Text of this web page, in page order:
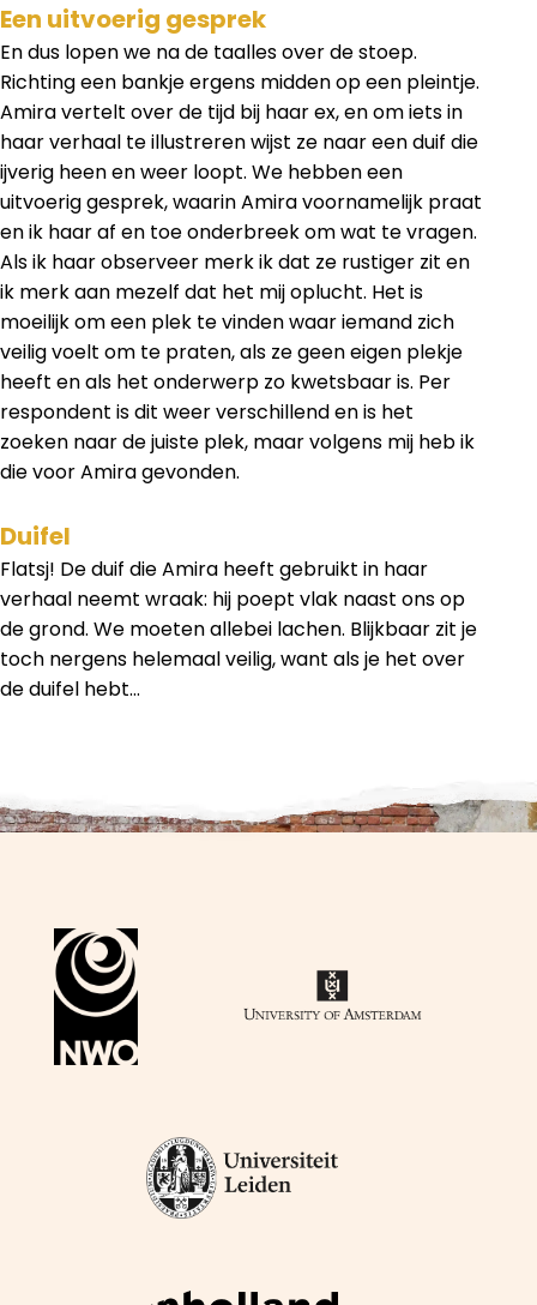
Een uitvoerig gesprek
En dus lopen we na de taalles over de stoep.
Richting een bankje ergens midden op een pleintje.
Amira vertelt over de tijd bij haar ex, en om iets in
haar verhaal te illustreren wijst ze naar een duif die
ijverig heen en weer loopt. We hebben een
uitvoerig gesprek, waarin Amira voornamelijk praat
en ik haar af en toe onderbreek om wat te vragen.
Als ik haar observeer merk ik dat ze rustiger zit en
ik merk aan mezelf dat het mij oplucht. Het is
moeilijk om een plek te vinden waar iemand zich
veilig voelt om te praten, als ze geen eigen plekje
heeft en als het onderwerp zo kwetsbaar is. Per
respondent is dit weer verschillend en is het
zoeken naar de juiste plek, maar volgens mij heb ik
die voor Amira gevonden.
Duifel
Flatsj! De duif die Amira heeft gebruikt in haar
verhaal neemt wraak: hij poept vlak naast ons op
de grond. We moeten allebei lachen. Blijkbaar zit je
toch nergens helemaal veilig, want als je het over
de duifel hebt...